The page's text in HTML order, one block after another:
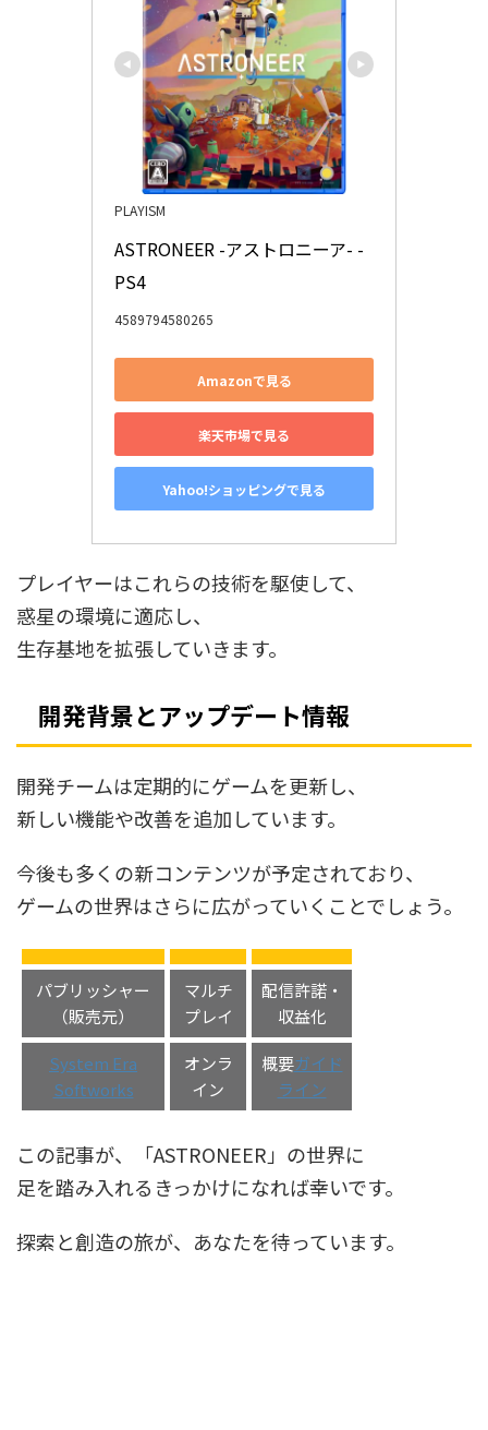
PLAYISM
ASTRONEER -アストロニーア- -
PS4
4589794580265
Amazonで見る
楽天市場で見る
Yahoo!ショッピングで見る
プレイヤーはこれらの技術を駆使して、
惑星の環境に適応し、
生存基地を拡張していきます。
開発背景とアップデート情報
開発チームは定期的にゲームを更新し、
新しい機能や改善を追加しています。
今後も多くの新コンテンツが予定されており、
ゲームの世界はさらに広がっていくことでしょう。
パブリッシャー
（販売元）
マルチ
プレイ
配信許諾・
収益化
System Era
Softworks
オンラ
イン
概要ガイド
ライン
この記事が、「ASTRONEER」の世界に
足を踏み入れるきっかけになれば幸いです。
探索と創造の旅が、あなたを待っています。